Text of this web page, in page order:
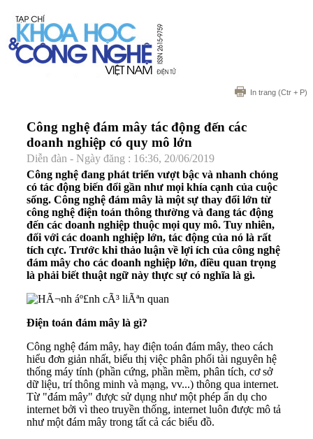
In trang (Ctr + P)
Công nghệ đám mây tác động đến các
doanh nghiệp có quy mô lớn
Diễn đàn - Ngày đăng : 16:36, 20/06/2019
Công nghệ đang phát triển vượt bậc và nhanh chóng
có tác động biến đổi gần như mọi khía cạnh của cuộc
sống. Công nghệ đám mây là một sự thay đổi lớn từ
công nghệ điện toán thông thường và đang tác động
đến các doanh nghiệp thuộc mọi quy mô. Tuy nhiên,
đối với các doanh nghiệp lớn, tác động của nó là rất
tích cực. Trước khi thảo luận về lợi ích của công nghệ
đám mây cho các doanh nghiệp lớn, điều quan trọng
là phải biết thuật ngữ này thực sự có nghĩa là gì.
Điện toán đám mây là gì?
Công nghệ đám mây, hay điện toán đám mây, theo cách
hiểu đơn giản nhất, biểu thị việc phân phối tài nguyên hệ
thống máy tính (phần cứng, phần mềm, phân tích, cơ sở
dữ liệu, trí thông minh và mạng, vv...) thông qua internet.
Từ "đám mây" được sử dụng như một phép ẩn dụ cho
internet bởi vì theo truyền thống, internet luôn được mô tả
như một đám mây trong tất cả các biểu đồ.